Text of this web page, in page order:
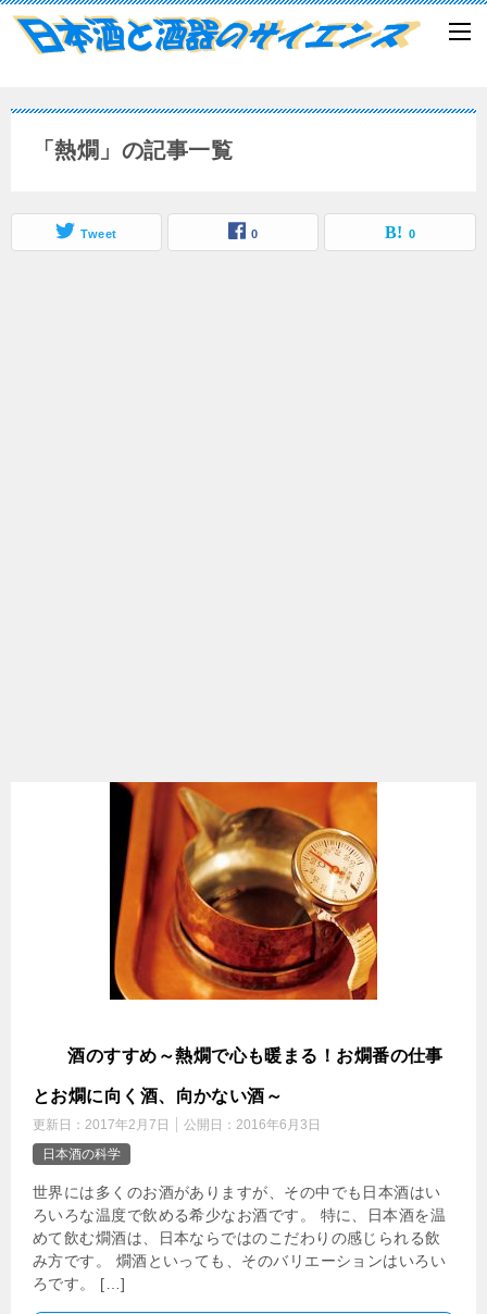
「熱燗」の記事一覧
Tweet 0 0
燗酒のすすめ～熱燗で心も暖まる！お燗番の仕事
とお燗に向く酒、向かない酒～
更新日： 2017年2月7日 公開日： 2016年6月3日
日本酒の科学
世界には多くのお酒がありますが、その中でも日本酒はい
ろいろな温度で飲める希少なお酒です。 特に、日本酒を温
めて飲む燗酒は、日本ならではのこだわりの感じられる飲
み方です。 燗酒といっても、そのバリエーションはいろい
ろです。 […]